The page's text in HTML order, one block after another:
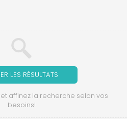
LES RÉSULTATS
affinez la recherche selon vos
besoins!